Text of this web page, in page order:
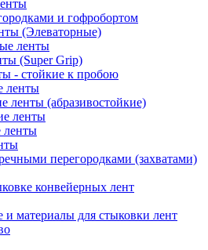
и гофробортом
(Элеваторные)
ленты
(Super Grip)
- стойкие к пробою
ленты
ленты (абразивостойкие)
ленты
ленты
перегородками (захватами)
конвейерных лент
и материалы для стыковки лент